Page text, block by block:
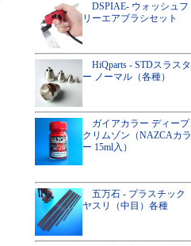
DSPIAE- ウォッシュフ
リーエアブラシセット
HiQparts - STDスラスタ
ー ノーマル（各種）
ガイアカラー ディープ
クリムゾン（NAZCAカラ
ー 15ml入）
五万石 - プラスチック
ヤスリ（中目）各種